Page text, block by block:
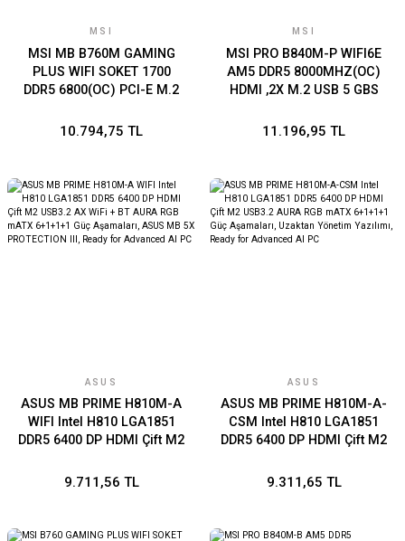
MSI
MSI MB B760M GAMING
PLUS WIFI SOKET 1700
DDR5 6800(OC) PCI-E M.2
LAN WI-FI 6E mATX
10.794,75 TL
MSI
MSI PRO B840M-P WIFI6E
AM5 DDR5 8000MHZ(OC)
HDMI ,2X M.2 USB 5 GBS
11.196,95 TL
ASUS
ASUS MB PRIME H810M-A
WIFI Intel H810 LGA1851
DDR5 6400 DP HDMI Çift M2
RGB mATX 6+1+1+1 Güç
Advanced AI PC
9.711,56 TL
ASUS
ASUS MB PRIME H810M-A-
CSM Intel H810 LGA1851
DDR5 6400 DP HDMI Çift M2
6+1+1+1 Güç Aşamaları,
9.311,65 TL